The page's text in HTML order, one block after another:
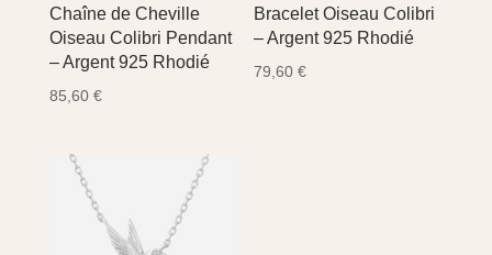
Chaîne de Cheville
Oiseau Colibri Pendant
– Argent 925 Rhodié
85,60 €
Bracelet Oiseau Colibri
– Argent 925 Rhodié
79,60€